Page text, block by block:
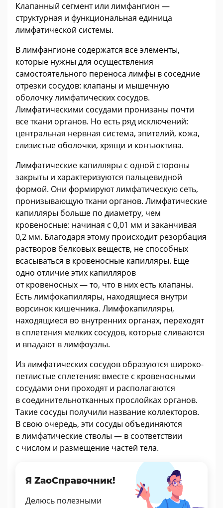
Клапанный сегмент или лимфангион —
структурная и функциональная единица
лимфатической системы.
В лимфангионе содержатся все элементы,
которые нужны для осуществления
самостоятельного переноса лимфы в соседние
отрезки сосудов: клапаны и мышечную
оболочку лимфатических сосудов.
Лимфатическими сосудами пронизаны почти
все ткани органов. Но есть ряд исключений:
центральная нервная система, эпителий, кожа,
слизистые оболочки, хрящи и конъюктива.
Лимфатические капилляры с одной стороны
закрыты и характеризуются пальцевидной
формой. Они формируют лимфатическую сеть,
пронизывающую ткани органов. Лимфатические
капилляры больше по диаметру, чем
кровеносные: начиная с 0,01 мм и заканчивая
0,2 мм. Благодаря этому происходит резорбация
растворов белковых веществ, не способных
всасываться в кровеносные капилляры. Еще
одно отличие этих капилляров
от кровеносных — то, что в них есть клапаны.
Есть лимфокапилляры, находящиеся внутри
ворсинок кишечника. Лимфокапилляры,
находящиеся во внутренних органах, переходят
в сплетения мелких сосудов, которые сливаются
и впадают в лимфоузлы.
Из лимфатических сосудов образуются широко-
петлистые сплетения: вместе с кровеносными
сосудами они проходят и располагаются
в соединительнотканных прослойках органов.
Такие сосуды получили название коллекторов.
В свою очередь, эти сосуды объединяются
в лимфатические стволы — в соответствии
с числом и размещение частей тела.
Я ZaoСправочник!
Делюсь полезными